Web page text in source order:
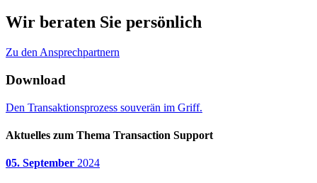
Wir beraten Sie persönlich
Zu den Ansprechpartnern
Download
Den Transaktionsprozess souverän im Griff.
Aktuelles zum Thema Transaction Support
05. September 2024